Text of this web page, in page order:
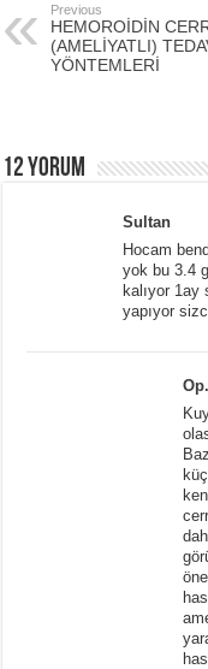
Previous
HEMOROİDİN
(AMELİYATLI)
YÖNTEMLERİ
12 Yorum
Sultan
Hocam
yok bu 3.4
kalıyor 1ay
yapıyor